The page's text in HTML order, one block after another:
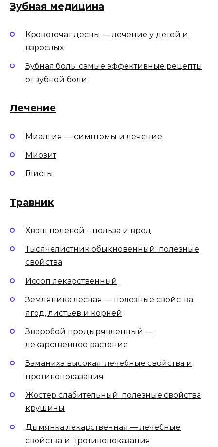
Зубная медицина
Кровоточат десны — лечение у детей и
взрослых
Зубная боль: самые эффективные рецепты
от зубной боли
Лечение
Миалгия — симптомы и лечение
Миозит
Глисты
Травник
Хвощ полевой – польза и вред
Тысячелистник обыкновенный: полезные
свойства
Иссоп лекарственный
Земляника лесная — полезные свойства
ягод, листьев и корней
Зверобой продырявленный —
лекарственное растение
Заманиха высокая: лечебные свойства и
противопоказания
Жостер слабительный: полезные свойства
крушины
Дымянка лекарственная — лечебные
свойства и противопоказания